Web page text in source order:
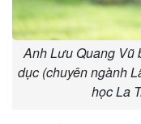
Anh Lưu Quang Vũ
dục (chuyên ngành
học La